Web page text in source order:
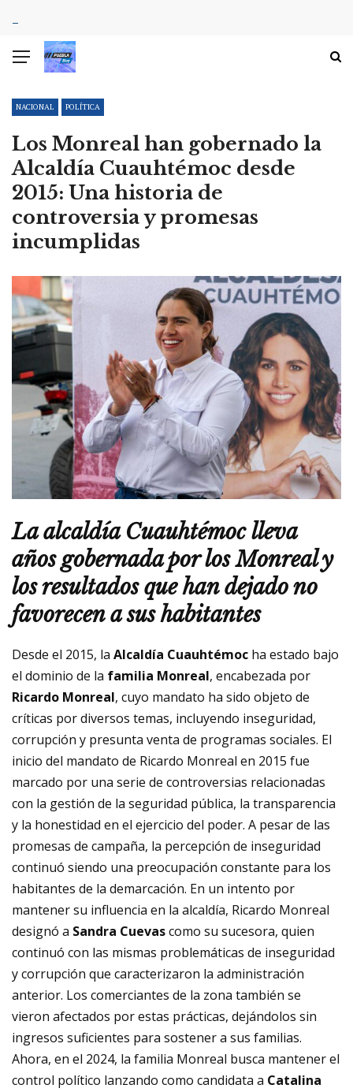
NACIONAL POLÍTICA
Los Monreal han gobernado la
Alcaldía Cuauhtémoc desde
2015: Una historia de
controversia y promesas
incumplidas
La alcaldía Cuauhtémoc lleva
años gobernada por los Monreal y
los resultados que han dejado no
favorecen a sus habitantes
Desde el 2015, la Alcaldía Cuauhtémoc ha estado bajo
el dominio de la familia Monreal, encabezada por
Ricardo Monreal, cuyo mandato ha sido objeto de
críticas por diversos temas, incluyendo inseguridad,
corrupción y presunta venta de programas sociales. El
inicio del mandato de Ricardo Monreal en 2015 fue
marcado por una serie de controversias relacionadas
con la gestión de la seguridad pública, la transparencia
y la honestidad en el ejercicio del poder. A pesar de las
promesas de campaña, la percepción de inseguridad
continuó siendo una preocupación constante para los
habitantes de la demarcación. En un intento por
mantener su influencia en la alcaldía, Ricardo Monreal
designó a Sandra Cuevascomo su sucesora, quien
continuó con las mismas problemáticas de inseguridad
y corrupción que caracterizaron la administración
anterior. Los comerciantes de la zona también se
vieron afectados por estas prácticas, dejándolos sin
ingresos suficientes para sostener a sus familias.
Ahora, en el 2024, la familia Monreal busca mantener el
control político lanzando como candidata a Catalina